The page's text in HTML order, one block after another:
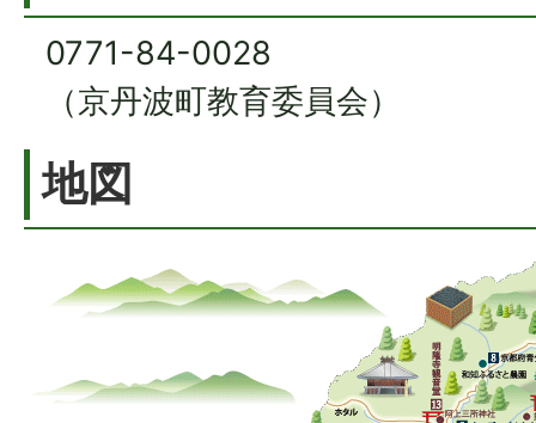
0771-84-0028
（京丹波町教育委員会）
地図